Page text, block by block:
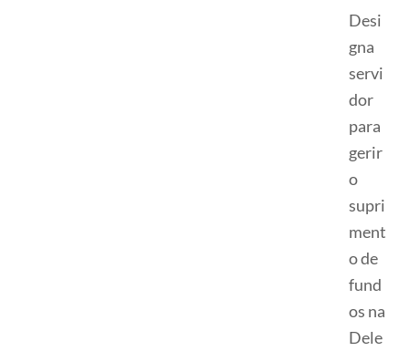
Desi
gna
servi
dor
para
gerir
o
supri
ment
o de
fund
os na
Dele